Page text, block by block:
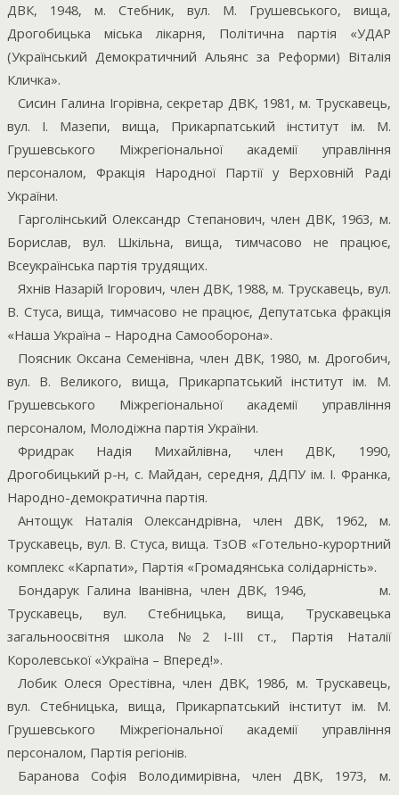
ДВК, 1948, м. Стебник, вул. М. Грушевського, вища,
Дрогобицька міська лікарня, Політична партія «УДАР
(Український Демократичний Альянс за Реформи) Віталія
Кличка».
Сисин Галина Ігорівна, секретар ДВК, 1981, м. Трускавець,
вул. І. Мазепи, вища, Прикарпатський інститут ім. М.
Грушевського Міжрегіональної академії управління
персоналом, Фракція Народної Партії у Верховній Раді
України.
Гарголінський Олександр Степанович, член ДВК, 1963, м.
Борислав, вул. Шкільна, вища, тимчасово не працює,
Всеукраїнська партія трудящих.
Яхнів Назарій Ігорович, член ДВК, 1988, м. Трускавець, вул.
В. Стуса, вища, тимчасово не працює, Депутатська фракція
«Наша Україна – Народна Самооборона».
Поясник Оксана Семенівна, член ДВК, 1980, м. Дрогобич,
вул. В. Великого, вища, Прикарпатський інститут ім. М.
Грушевського Міжрегіональної академії управління
персоналом, Молодіжна партія України.
Фридрак Надія Михайлівна, член ДВК, 1990,
Дрогобицький р-н, с. Майдан, середня, ДДПУ ім. І. Франка,
Народно-демократична партія.
Антощук Наталія Олександрівна, член ДВК, 1962, м.
Трускавець, вул. В. Стуса, вища. ТзОВ «Готельно-курортний
комплекс «Карпати», Партія «Громадянська солідарність».
Бондарук Галина Іванівна, член ДВК, 1946,
м.
Трускавець, вул. Стебницька, вища, Трускавецька
загальноосвітня школа №2 І-ІІІ ст., Партія Наталії
Королевської «Україна – Вперед!».
Лобик Олеся Орестівна, член ДВК, 1986, м. Трускавець,
вул. Стебницька, вища, Прикарпатський інститут ім. М.
Грушевського Міжрегіональної академії управління
персоналом, Партія регіонів.
Баранова Софія Володимирівна, член ДВК, 1973, м.